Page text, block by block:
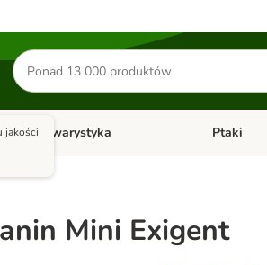
Szukaj
produktów
Otwórz menu kategorii: Małe zwierzęta
Akwarystyka Otwórz
Ptaki
jakości
Mini Exigent